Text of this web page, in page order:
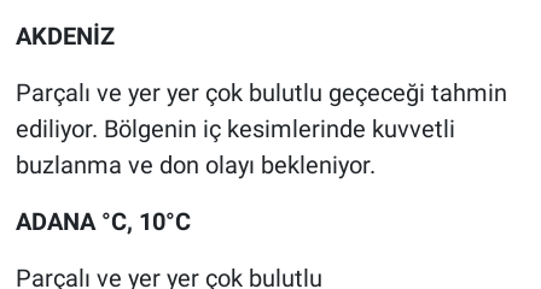
AKDENİZ
Parçalı ve yer yer çok bulutlu geçeceği tahmin
ediliyor. Bölgenin iç kesimlerinde kuvvetli
buzlanma ve don olayı bekleniyor.
ADANA °C, 10°C
Parçalı ve yer yer çok bulutlu